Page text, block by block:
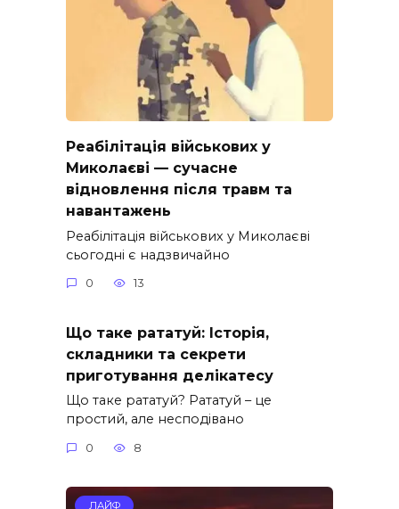
Реабілітація військових у
Миколаєві — сучасне
відновлення після травм та
навантажень
Реабілітація військових у Миколаєві
сьогодні є надзвичайно
0 13
Що таке рататуй: Історія,
складники та секрети
приготування делікатесу
Що таке рататуй? Рататуй – це
простий, але несподівано
0 8
ЛАЙФ